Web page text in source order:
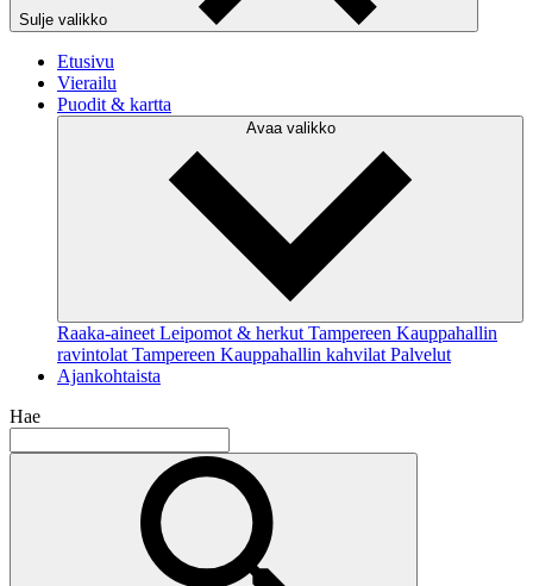
Sulje valikko
Etusivu
Vierailu
Puodit & kartta
Avaa valikko
Raaka-aineet Leipomot & herkut Tampereen Kauppahallin
ravintolat Tampereen Kauppahallin kahvilat Palvelut
Ajankohtaista
Hae